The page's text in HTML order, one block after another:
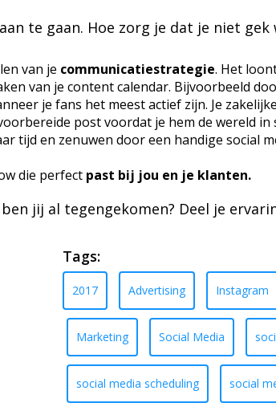
te gaan. Hoe zorg je dat je niet
van je communicatiestrategie. Het
van je content calendar. Bijvoorbeeld
je fans het meest actief zijn. Je
post voordat je hem de wereld in
tijd en zenuwen door een handige social
die perfect past bij jou en je klanten.
jij al tegengekomen? Deel je
Tags:
2017 Advertising Instagram
Marketing Social Media
social media scheduling social